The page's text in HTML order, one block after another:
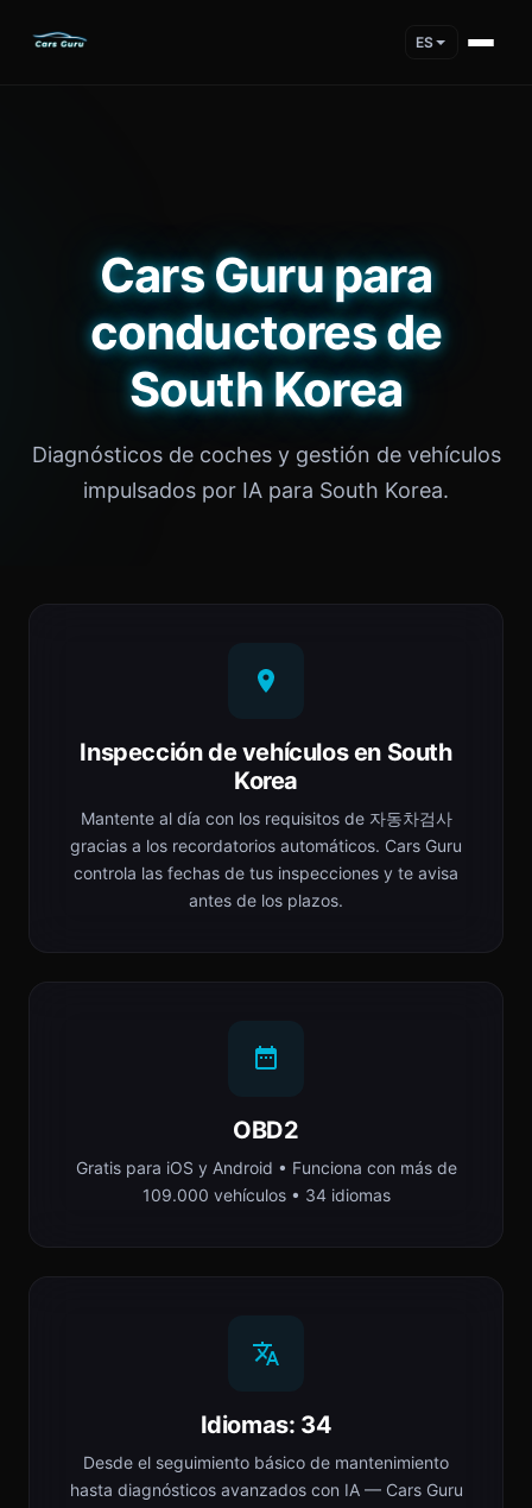
ES
Cars Guru para
conductores de
South Korea
Diagnósticos de coches y gestión de vehículos
impulsados por IA para South Korea.
Inspección de vehículos en South
Korea
Mantente al día con los requisitos de 자동차검사
gracias a los recordatorios automáticos. Cars Guru
controla las fechas de tus inspecciones y te avisa
antes de los plazos.
OBD2
Gratis para iOS y Android • Funciona con más de
109.000 vehículos • 34 idiomas
Idiomas: 34
Desde el seguimiento básico de mantenimiento
hasta diagnósticos avanzados con IA — Cars Guru